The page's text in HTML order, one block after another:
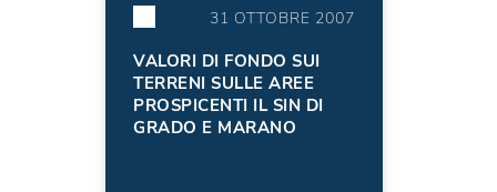
31 OTTOBRE 2007
VALORI DI FONDO SUI
TERRENI SULLE AREE
PROSPICENTI IL SIN DI
GRADO E MARANO